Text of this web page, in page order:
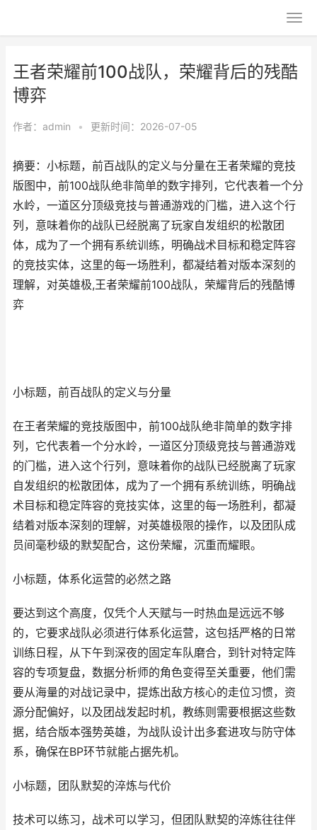
王者荣耀前100战队，荣耀背后的残酷
博弈
作者： admin • 更新时间：2026-07-05
摘要：小标题，前百战队的定义与分量在王者荣耀的竞技
版图中，前100战队绝非简单的数字排列，它代表着一个分
水岭，一道区分顶级竞技与普通游戏的门槛，进入这个行
列，意味着你的战队已经脱离了玩家自发组织的松散团
体，成为了一个拥有系统训练，明确战术目标和稳定阵容
的竞技实体，这里的每一场胜利，都凝结着对版本深刻的
理解，对英雄极,王者荣耀前100战队，荣耀背后的残酷博
弈
小标题，前百战队的定义与分量
在王者荣耀的竞技版图中，前100战队绝非简单的数字排
列，它代表着一个分水岭，一道区分顶级竞技与普通游戏
的门槛，进入这个行列，意味着你的战队已经脱离了玩家
自发组织的松散团体，成为了一个拥有系统训练，明确战
术目标和稳定阵容的竞技实体，这里的每一场胜利，都凝
结着对版本深刻的理解，对英雄极限的操作，以及团队成
员间毫秒级的默契配合，这份荣耀，沉重而耀眼。
小标题，体系化运营的必然之路
要达到这个高度，仅凭个人天赋与一时热血是远远不够
的，它要求战队必须进行体系化运营，这包括严格的日常
训练日程，从下午到深夜的固定车队磨合，到针对特定阵
容的专项复盘，数据分析师的角色变得至关重要，他们需
要从海量的对战记录中，提炼出敌方核心的走位习惯，资
源分配偏好，以及团战发起时机，教练则需要根据这些数
据，结合版本强势英雄，为战队设计出多套进攻与防守体
系，确保在BP环节就能占据先机。
小标题，团队默契的淬炼与代价
技术可以练习，战术可以学习，但团队默契的淬炼往往伴